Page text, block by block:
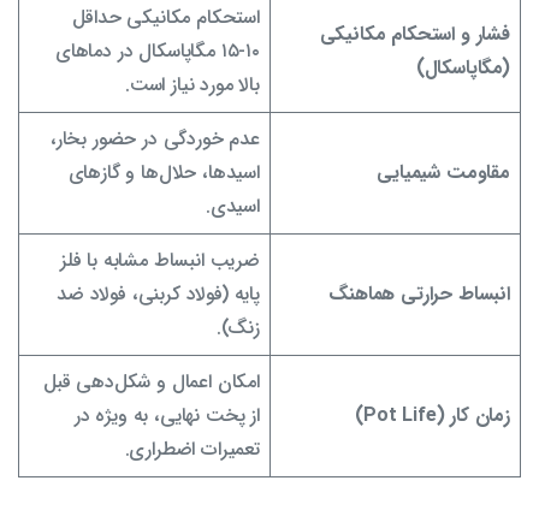
فشار و استحکام مکانیکی
(مگاپاسکال)
استحکام مکانیکی حداقل
۱۰-۱۵ مگاپاسکال در دماهای
بالا مورد نیاز است.
مقاومت شیمیایی
عدم خوردگی در حضور بخار،
اسیدها، حلال‌ها و گازهای
اسیدی.
انبساط حرارتی هماهنگ
ضریب انبساط مشابه با فلز
پایه (فولاد کربنی، فولاد ضد
زنگ).
زمان کار (Pot Life)
امکان اعمال و شکل‌دهی قبل
از پخت نهایی، به ویژه در
تعمیرات اضطراری.